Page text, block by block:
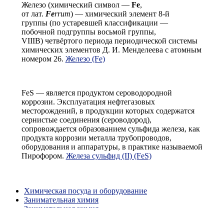
Железо (химический символ — Fe,
от лат. Ferrum) — химический элемент 8-й
группы (по устаревшей классификации —
побочной подгруппы восьмой группы,
VIIIB) четвёртого периода периодической системы
химических элементов Д. И. Менделеева с атомным
номером 26. Железо (Fe)
FeS — является продуктом сероводородной
коррозии. Эксплуатация нефтегазовых
месторождений, в продукции которых содержатся
сернистые соединения (сероводород),
сопровождается образованием сульфида железа, как
продукта коррозии металла трубопроводов,
оборудования и аппаратуры, в практике называемой
Пирофором. Железа сульфид (II) (FeS)
Химическая посуда и оборудование
Занимательная химия